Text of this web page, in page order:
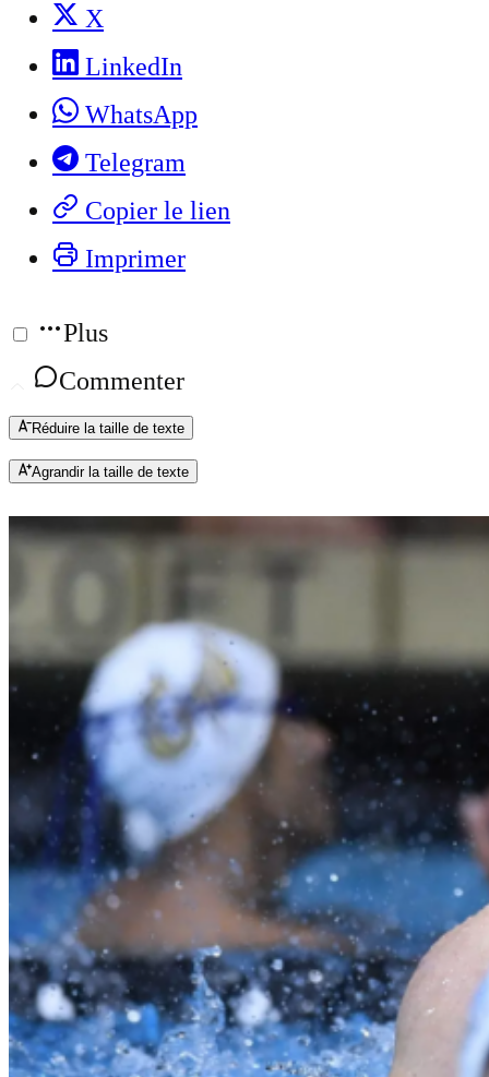
X
LinkedIn
WhatsApp
Telegram
Copier le lien
Imprimer
Plus
Commenter
Réduire la taille de texte
Agrandir la taille de texte